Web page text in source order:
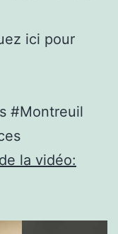
ici pour
#Montreuil
la vidéo: